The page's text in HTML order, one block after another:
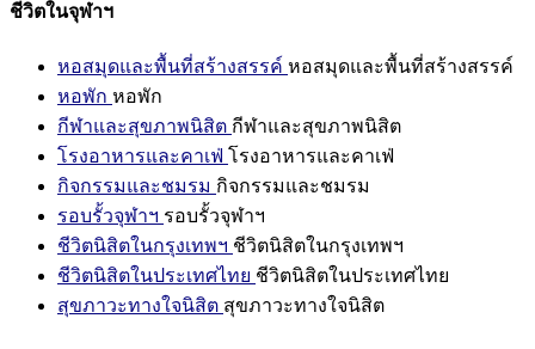
ชีวิตในจุฬาฯ
หอสมุดและพื้นที่สร้างสรรค์ หอสมุดและพื้นที่สร้างสรรค์
หอพัก หอพัก
กีฬาและสุขภาพนิสิต กีฬาและสุขภาพนิสิต
โรงอาหารและคาเฟ่ โรงอาหารและคาเฟ่
กิจกรรมและชมรม กิจกรรมและชมรม
รอบรั้วจุฬาฯ รอบรั้วจุฬาฯ
ชีวิตนิสิตในกรุงเทพฯ ชีวิตนิสิตในกรุงเทพฯ
ชีวิตนิสิตในประเทศไทย ชีวิตนิสิตในประเทศไทย
สุขภาวะทางใจนิสิต สุขภาวะทางใจนิสิต